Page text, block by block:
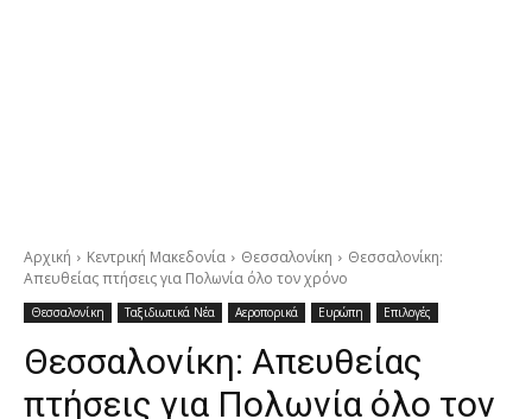
Αρχική Κεντρική Μακεδονία Θεσσαλονίκη
Θεσσαλονίκη:
Απευθείας πτήσεις για Πολωνία όλο τον χρόνο
Θεσσαλονίκη Ταξιδιωτικά Νέα Αεροπορικά Ευρώπη Επιλογές
Θεσσαλονίκη: Απευθείας
πτήσεις για Πολωνία όλο τον